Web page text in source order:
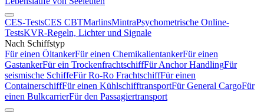
CES-TestsCES CBTMarlinsMintraPsychometrische Online-
TestsKVR-Regeln, Lichter und Signale
Nach Schiffstyp
Für einen ÖltankerFür einen ChemikalientankerFür einen
GastankerFür ein TrockenfrachtschiffFür Anchor HandlingFür
seismische SchiffeFür Ro-Ro FrachtschiffFür einen
ContainerschiffFür einen KühlschifftransportFür General CargoFür
einen BulkcarrierFür den Passagiertransport